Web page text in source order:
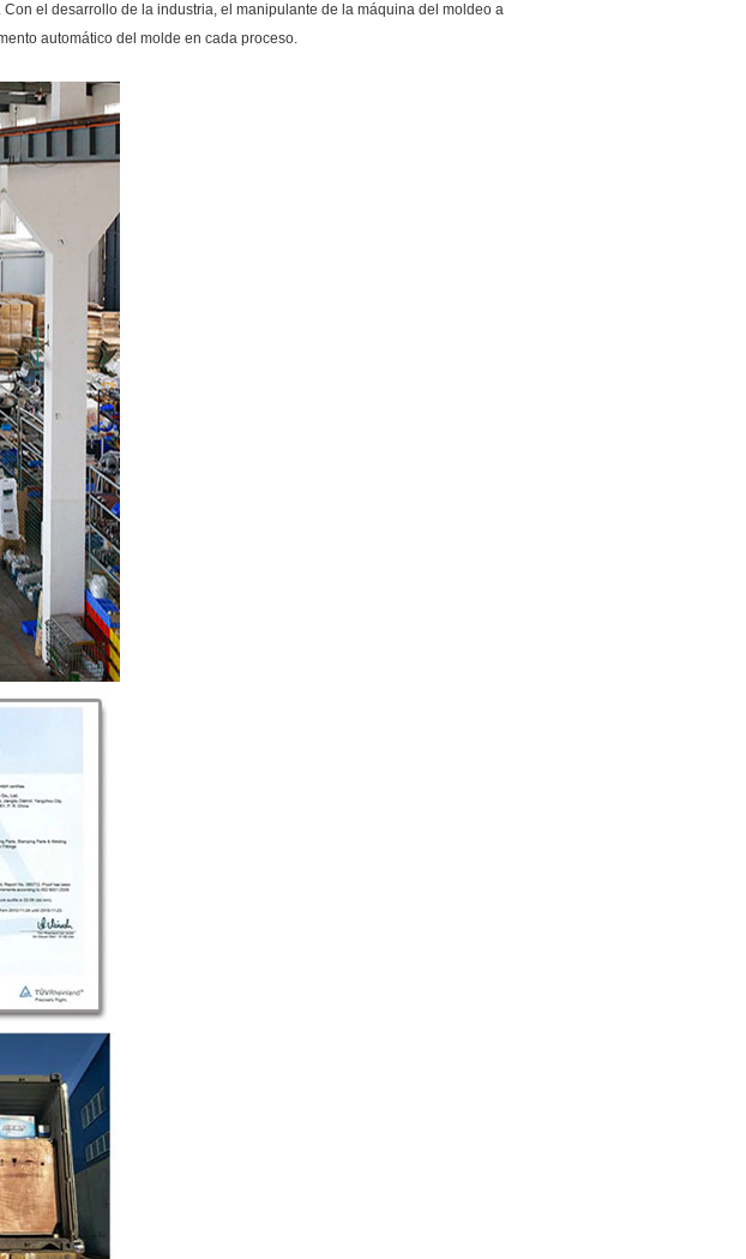
el desarrollo de la industria, el manipulante de la máquina del moldeo a
automático del molde en cada proceso.